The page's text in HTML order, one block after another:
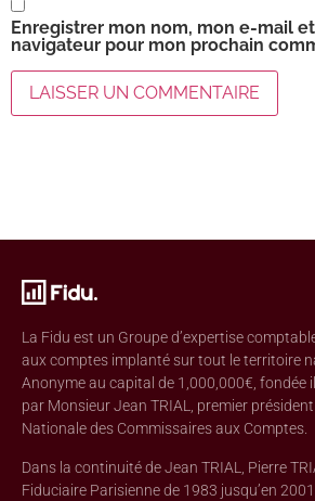
Enregistrer mon nom, mon e-mail
navigateur pour mon prochain
La Fidu est un Groupe d’expertise
aux comptes implanté sur tout le territoire
Anonyme au capital de 1,000,000€, fondée
par Monsieur Jean TRIAL, premier
Nationale des Commissaires aux Comptes.
Dans la continuité de Jean TRIAL, Pierre
Fiduciaire Parisienne de 1983 jusqu’en